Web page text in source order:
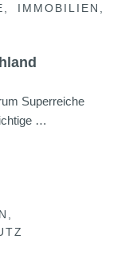
IMMOBILIEN
Superreiche
…